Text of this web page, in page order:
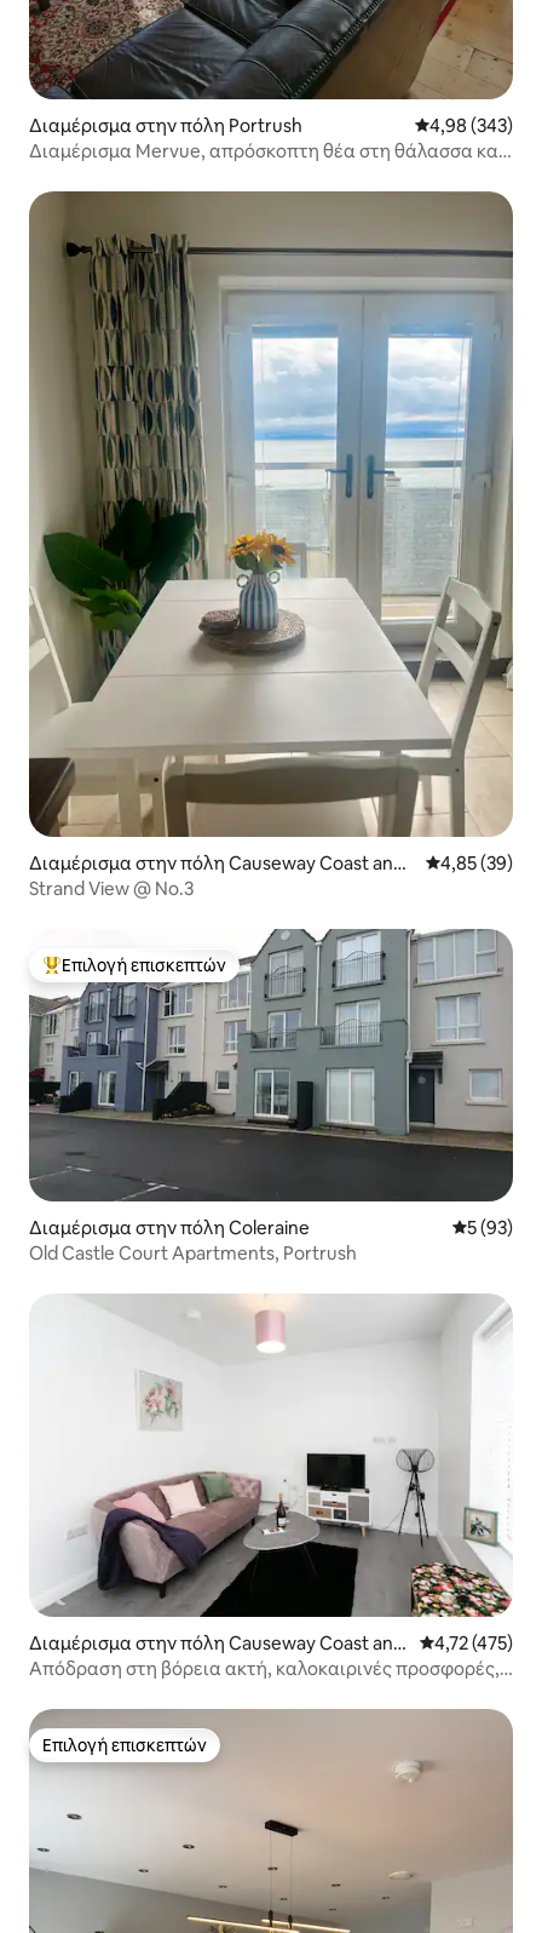
Διαμέρισμα στην πόλη Portrush Μέση
4,98 (343)
Διαμέρισμα Mervue, απρόσκοπτη θέα στη θάλασσα και
Διαμέρισμα στην πόλη Causeway Coast and
Glens
Μέση
4,85 (39)
Strand View @ No.3
Κορυφαία επιλογή επισκεπτών
Επιλογή επισκεπτών
Διαμέρισμα στην πόλη Coleraine Μέση
5 (93)
Old Castle Court Apartments, Portrush
Διαμέρισμα στην πόλη Causeway Coast and
Glens
Μέση
4,72 (475)
Απόδραση στη βόρεια ακτή, καλοκαιρινές προσφορές,
Επιλογή επισκεπτών
Επιλογή επισκεπτών